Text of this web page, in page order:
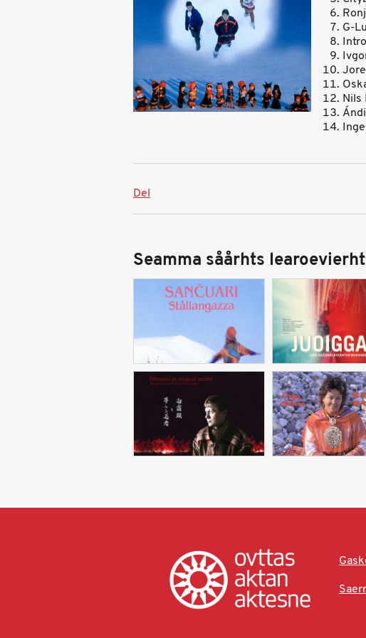
G-
Nils
Del
Seamma såårhts